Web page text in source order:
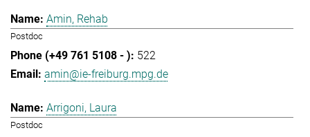
Amin, Rehab
Postdoc
522
amin@ie-freiburg.mpg.de
Arrigoni, Laura
Postdoc